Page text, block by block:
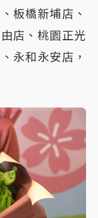
板橋新埔店、
店、桃園正光
永和永安店，